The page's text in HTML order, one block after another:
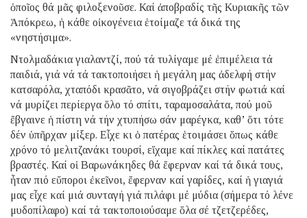
ὁποῖος θά μᾶς φιλοξενοῦσε. Καί ἀποβραδίς τῆς Κυριακῆς τῶν
Ἀπόκρεω, ἡ κάθε οἰκογένεια ἑτοίμαζε τά δικά της
«νηστήσιμα».
Ντολμαδάκια γιαλαντζί, πού τά τυλίγαμε μέ ἐπιμέλεια τά
παιδιά, γιά νά τά τακτοποιήσει ἡ μεγάλη μας ἀδελφή στήν
κατσαρόλα, χταπόδι κρασᾶτο, νά σιγοβράζει στήν φωτιά καί
νά μυρίζει περίεργα ὅλο τό σπίτι, ταραμοσαλάτα, πού μοῦ
ἔβγαινε ἡ πίστη νά τήν χτυπήσω σάν μαρέγκα, καθ’ ὅτι τότε
δέν ὑπῆρχαν μίξερ. Εἶχε κι ὁ πατέρας ἑτοιμάσει ὅπως κάθε
χρόνο τό μελιτζανάκι τουρσί, εἴχαμε καί πίκλες καί πατάτες
βραστές. Καί οἱ Βαρωνάκηδες θά ἔφερναν καί τά δικά τους,
ἦταν πιό εὔποροι ἐκεῖνοι, ἔφερναν καί γαρίδες, καί ἡ γιαγιά
μας εἶχε καί μιά συνταγή γιά πιλάφι μέ μύδια (σήμερα τό λένε
μυδοπίλαφο) καί τά τακτοποιούσαμε ὅλα σέ τζετζερέδες,